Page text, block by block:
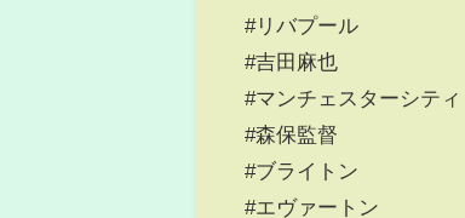
#リバプール
#吉田麻也
#マンチェスターシティ
#森保監督
#ブライトン
#エヴァートン